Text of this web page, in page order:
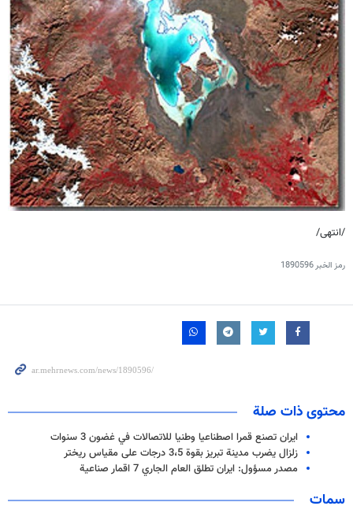
/انتهى/
رمز الخبر1890596
محتوى ذات صلة
ايران تصنع قمرا اصطناعيا وطنيا للاتصالات في غضون 3 سنوات
زلزال يضرب مدينة تبريز بقوة 3،5 درجات على مقياس ريختر
مصدر مسؤول: ايران تطلق العام الجاري 7 اقمار صناعية
سمات